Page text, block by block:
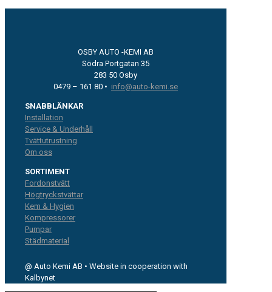
OSBY AUTO -KEMI AB
Södra Portgatan 35
283 50 Osby
0479 – 161 80 • info@auto-kemi.se
SNABBLÄNKAR
Installation
Service & Underhåll
Tvättutrustning
Om oss
SORTIMENT
Fordonstvätt
Högtryckstvättar
Kem & Hygien
Kompressorer
Pumpar
Städmaterial
@ Auto Kemi AB • Website in cooperation with
Kalbynet